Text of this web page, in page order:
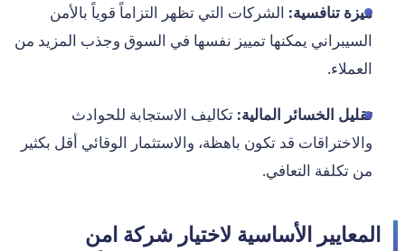
ميزة تنافسية: الشركات التي تظهر التزاماً قوياً بالأمن
السيبراني يمكنها تمييز نفسها في السوق وجذب المزيد من
العملاء.
تقليل الخسائر المالية: تكاليف الاستجابة للحوادث
والاختراقات قد تكون باهظة، والاستثمار الوقائي أقل بكثير
من تكلفة التعافي.
المعايير الأساسية لاختيار شركة امن